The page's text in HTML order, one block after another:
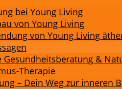
bei Young Living
von Young Living
von Young Living
Gesundheitsberatung &
Therapie
– Dein Weg zur inneren